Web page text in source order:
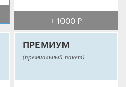
+ 1000 ₽
ПРЕМИУМ
(премиальный пакет)